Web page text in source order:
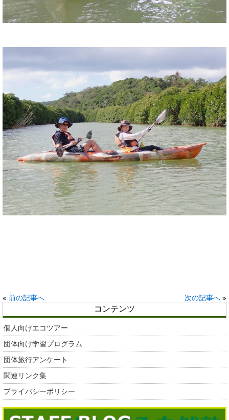
« 前の記事へ 次の記事へ »
コンテンツ
個人向けエコツアー
団体向け学習プログラム
団体旅行アンケート
関連リンク集
プライバシーポリシー